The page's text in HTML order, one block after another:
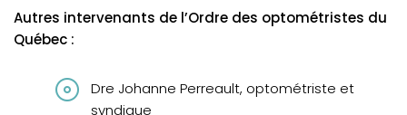
Autres intervenants de l’Ordre des optométristes du
Québec :
Dre Johanne Perreault, optométriste et
syndique